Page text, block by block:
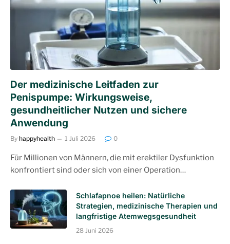
Der medizinische Leitfaden zur
Penispumpe: Wirkungsweise,
gesundheitlicher Nutzen und sichere
Anwendung
By happyhealth 1 Juli 2026 0
Für Millionen von Männern, die mit erektiler Dysfunktion
konfrontiert sind oder sich von einer Operation…
Schlafapnoe heilen: Natürliche
Strategien, medizinische Therapien und
langfristige Atemwegsgesundheit
28 Juni 2026